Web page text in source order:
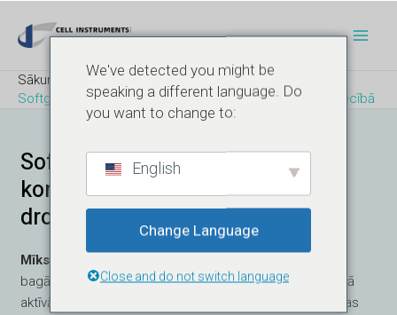
saturu
Sākums
Blogs
Softgela kvalitātes kontrole mūsdienu farmācijas rūpniecībā
Softgela kvalitātes kontrole
konsekventai veiktspējai un
drošībai
Mīksto gelu kvalitātes kontrole
bagātinātāju ražošanas pamatā. Softgeliem ir jāaizsargā
aktīvās sastāvdaļas, jāsaglabā stabilitāte visā glabāšanas
navigācija
We've detected you might be
speaking a different language. Do
you want to change to:
English
Change Language
Close and do not switch language